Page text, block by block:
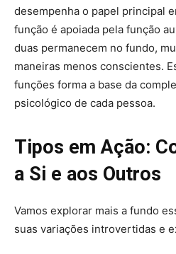
desempenha o papel principal
função é apoiada pela função
duas permanecem no fundo,
maneiras menos conscientes.
funções forma a base da
psicológico de cada pessoa.
Tipos em Ação:
a Si e aos Outros
Vamos explorar mais a fundo
suas variações introvertidas e